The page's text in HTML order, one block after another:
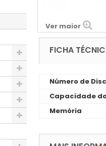
Ver maior
FICHA
Número de
Capacidade
Memória